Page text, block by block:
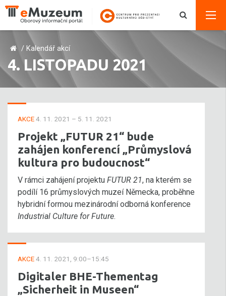
/ Kalendář akcí
4. LISTOPADU 2021
AKCE4. 11. 2021 – 5. 11. 2021
Projekt „FUTUR 21“ bude
zahájen konferencí „Průmyslová
kultura pro budoucnost“
V rámci zahájení projektu FUTUR 21, na kterém se
podílí 16 průmyslových muzeí Německa, proběhne
hybridní formou mezinárodní odborná konference
Industrial Culture for Future.
AKCE4. 11. 2021, 9:00–15:45
Digitaler BHE-Thementag
„Sicherheit in Museen“